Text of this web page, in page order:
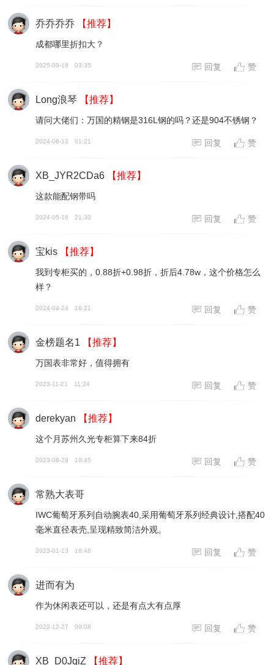
乔乔乔乔 【推荐】
成都哪里折扣大？
2025-09-18 03:35 回复 赞
Long浪琴 【推荐】
请问大佬们：万国的精钢是316L钢的吗？还是904不锈钢？
2024-06-13 01:21 回复 赞
XB_JYR2CDa6 【推荐】
这款能配钢带吗
2024-05-16 21:30 回复 赞
宝kis 【推荐】
我到专柜买的，0.88折+0.98折，折后4.78w，这个价格怎么
样？
2024-04-24 16:21 回复 赞
金榜题名1 【推荐】
万国表非常好，值得拥有
2023-11-21 11:24 回复 赞
derekyan 【推荐】
这个月苏州久光专柜算下来84折
2023-06-29 19:45 回复 赞
常熟大表哥
IWC葡萄牙系列自动腕表40,采用葡萄牙系列经典设计,搭配40
毫米直径表壳,呈现精致简洁外观。
2023-01-13 16:48 回复 赞
进而有为
作为休闲表还可以，还是有点大有点厚
2022-12-27 09:08 回复 赞
XB_D0JqiZ 【推荐】